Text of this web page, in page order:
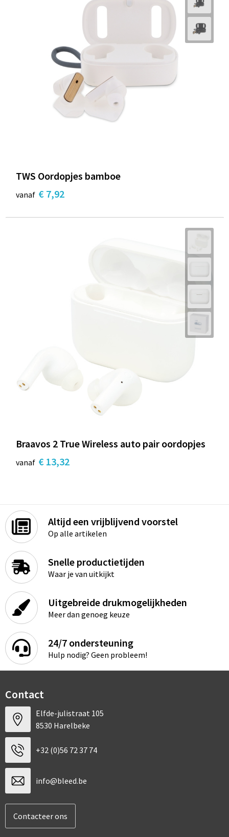
TWS Oordopjes bamboe
vanaf € 7,92
Braavos 2 True Wireless auto pair oordopjes
vanaf € 13,32
Altijd een vrijblijvend voorstel
Op alle artikelen
Snelle productietijden
Waar je van uitkijkt
Uitgebreide drukmogelijkheden
Meer dan genoeg keuze
24/7 ondersteuning
Hulp nodig? Geen probleem!
Contact
Elfde-julistraat 105
8530 Harelbeke
+32 (0)56 72 37 74
info@bleed.be
Contacteer ons